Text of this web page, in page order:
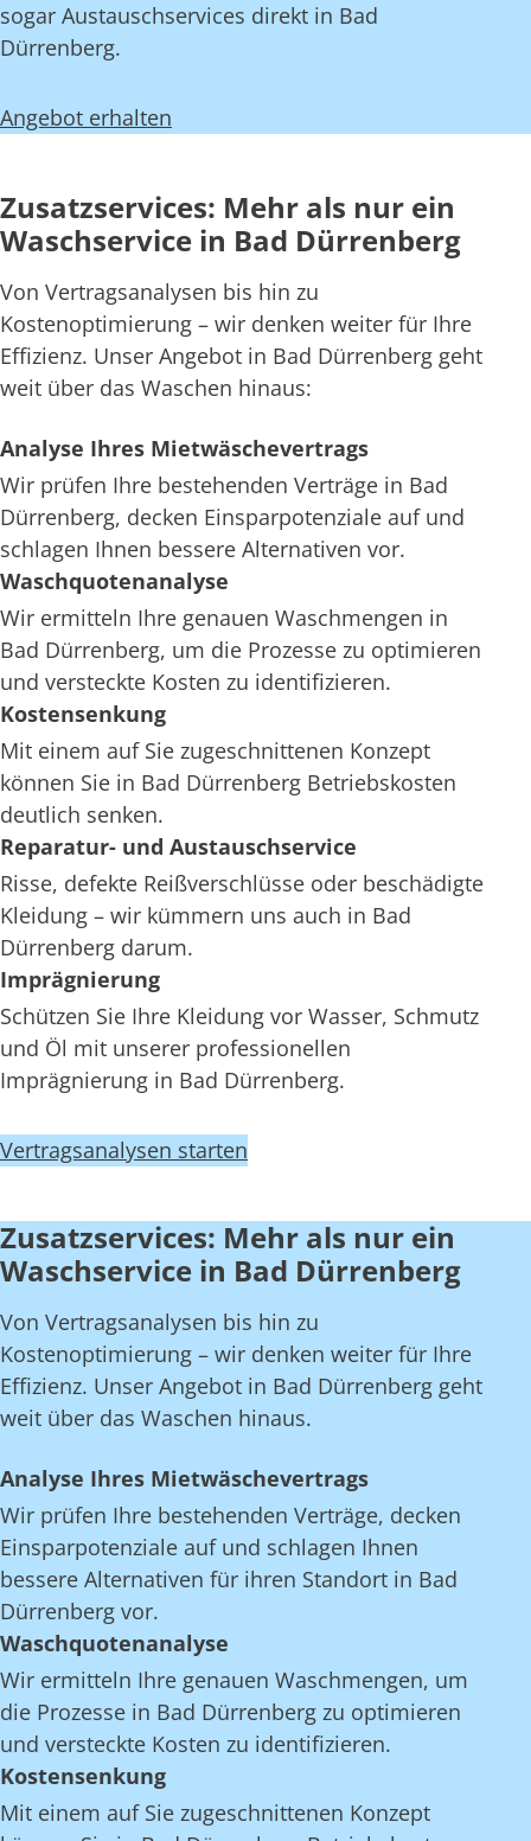
sogar Austauschservices direkt in Bad
Dürrenberg.
Angebot erhalten
Zusatzservices: Mehr als nur ein
Waschservice in Bad Dürrenberg
Von Vertragsanalysen bis hin zu
Kostenoptimierung – wir denken weiter für Ihre
Effizienz. Unser Angebot in Bad Dürrenberg geht
weit über das Waschen hinaus:
Analyse Ihres Mietwäschevertrags
Wir prüfen Ihre bestehenden Verträge in Bad
Dürrenberg, decken Einsparpotenziale auf und
schlagen Ihnen bessere Alternativen vor.
Waschquotenanalyse
Wir ermitteln Ihre genauen Waschmengen in
Bad Dürrenberg, um die Prozesse zu optimieren
und versteckte Kosten zu identifizieren.
Kostensenkung
Mit einem auf Sie zugeschnittenen Konzept
können Sie in Bad Dürrenberg Betriebskosten
deutlich senken.
Reparatur- und Austauschservice
Risse, defekte Reißverschlüsse oder beschädigte
Kleidung – wir kümmern uns auch in Bad
Dürrenberg darum.
Imprägnierung
Schützen Sie Ihre Kleidung vor Wasser, Schmutz
und Öl mit unserer professionellen
Imprägnierung in Bad Dürrenberg.
Vertragsanalysen starten
Zusatzservices: Mehr als nur ein
Waschservice in Bad Dürrenberg
Von Vertragsanalysen bis hin zu
Kostenoptimierung – wir denken weiter für Ihre
Effizienz. Unser Angebot in Bad Dürrenberg geht
weit über das Waschen hinaus.
Analyse Ihres Mietwäschevertrags
Wir prüfen Ihre bestehenden Verträge, decken
Einsparpotenziale auf und schlagen Ihnen
bessere Alternativen für ihren Standort in Bad
Dürrenberg vor.
Waschquotenanalyse
Wir ermitteln Ihre genauen Waschmengen, um
die Prozesse in Bad Dürrenberg zu optimieren
und versteckte Kosten zu identifizieren.
Kostensenkung
Mit einem auf Sie zugeschnittenen Konzept